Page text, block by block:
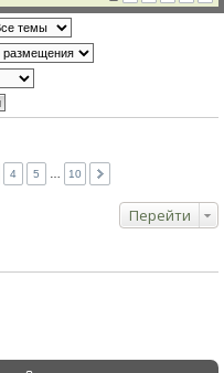
4 5 10
Перейти